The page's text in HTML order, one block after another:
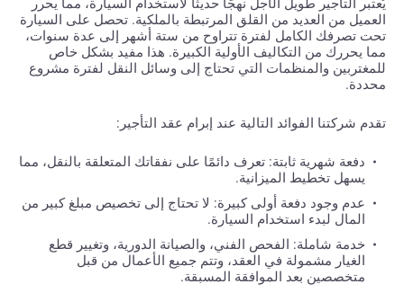
يُعتبر التأجير طويل الأجل نهجًا حديثًا لاستخدام السيارة، مما يحرر
العميل من العديد من القلق المرتبطة بالملكية. تحصل على السيارة
تحت تصرفك الكامل لفترة تتراوح من ستة أشهر إلى عدة سنوات،
مما يحررك من التكاليف الأولية الكبيرة. هذا مفيد بشكل خاص
للمغتربين والمنظمات التي تحتاج إلى وسائل النقل لفترة مشروع
محددة.
تقدم شركتنا الفوائد التالية عند إبرام عقد التأجير:
دفعة شهرية ثابتة: تعرف دائمًا على نفقاتك المتعلقة بالنقل، مما
يسهل تخطيط الميزانية.
عدم وجود دفعة أولى كبيرة: لا تحتاج إلى تخصيص مبلغ كبير من
المال لبدء استخدام السيارة.
خدمة شاملة: الفحص الفني، والصيانة الدورية، وتغيير قطع
الغيار مشمولة في العقد، وتتم جميع الأعمال من قبل
متخصصين بعد الموافقة المسبقة.